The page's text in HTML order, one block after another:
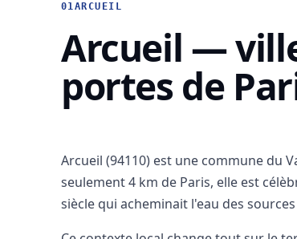
01ARCUEIL
Arcueil —
portes de
Arcueil (94110) est une commune du
seulement 4 km de Paris, elle est
siècle qui acheminait l'eau des